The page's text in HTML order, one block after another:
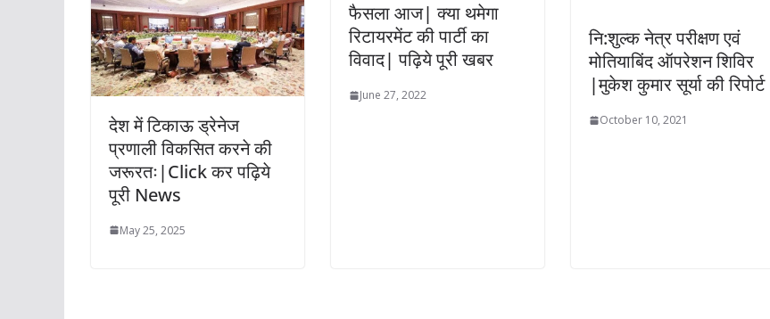
देश में टिकाऊ ड्रेनेज
प्रणाली विकसित करने की
जरूरतः|Click कर पढ़िये
पूरी News
May 25, 2025
फैसला आज| क्या थमेगा
रिटायरमेंट की पार्टी का
विवाद| पढ़िये पूरी खबर
June 27, 2022
नि:शुल्क नेत्र परीक्षण एवं
मोतियाबिंद ऑपरेशन शिविर
|मुकेश कुमार सूर्या की रिपोर्ट
October 10, 2021